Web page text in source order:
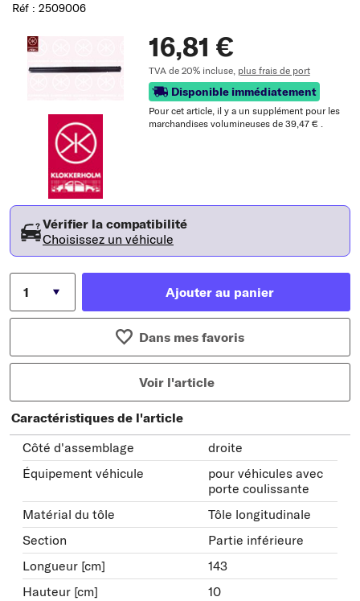
Réf : 2509006
16,81 €
TVA de 20% incluse, plus frais de port
Disponible immédiatement
Pour cet article, il y a un supplément pour les
marchandises volumineuses de 39,47 € .
Vérifier la compatibilité
Choisissez un véhicule
Ajouter au panier
Dans mes favoris
Voir l'article
Caractéristiques de l'article
Côté d'assemblage
droite
Équipement véhicule
pour véhicules avec
porte coulissante
Matérial du tôle
Tôle longitudinale
Section
Partie inférieure
Longueur [cm]
143
Hauteur [cm]
10